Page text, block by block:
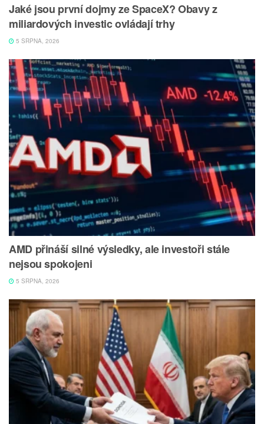
Jaké jsou první dojmy ze SpaceX? Obavy z
miliardových investic ovládají trhy
5 SRPNA, 2026
AMD přináší silné výsledky, ale investoři stále
nejsou spokojeni
5 SRPNA, 2026